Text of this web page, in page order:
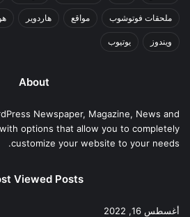
ملحقات فوتوشوب مواقع هاردوير
ويندوز يوتيوب
About
Newspaper, Magazine, News and
options that allow you to completely
customize your website to your needs.
Viewed Posts
أغسطس 16, 2022